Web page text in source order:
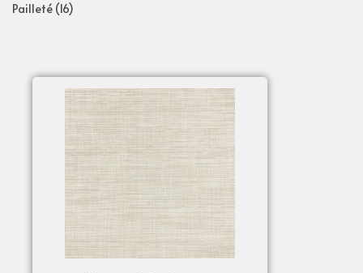
Pailleté (16)